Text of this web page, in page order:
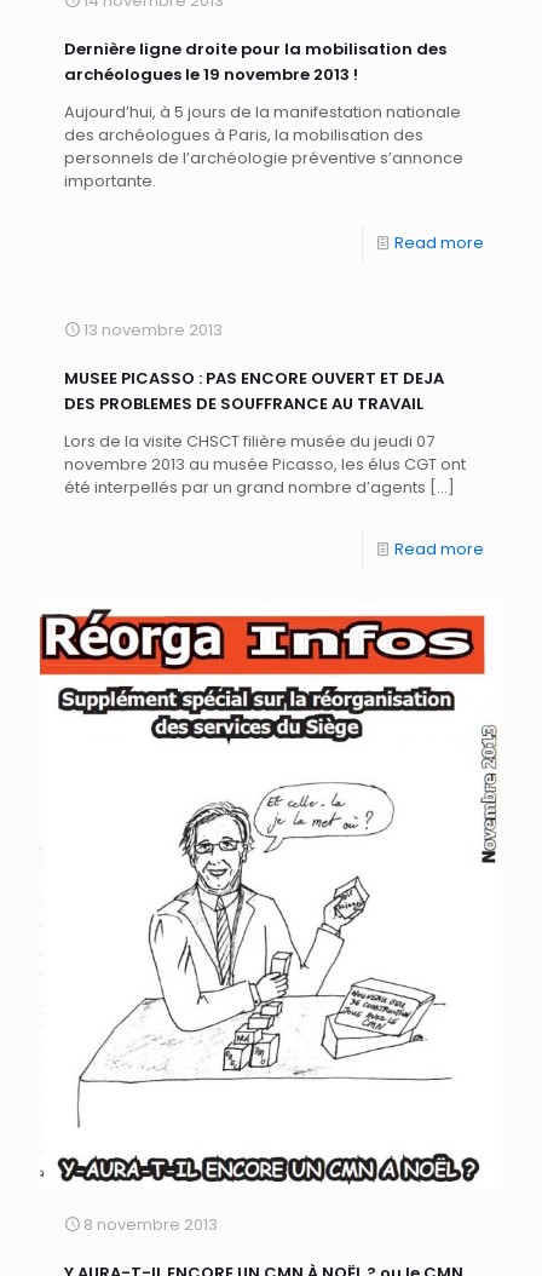
Dernière ligne droite pour la mobilisation des
archéologues le 19 novembre 2013 !
Aujourd’hui, à 5 jours de la manifestation nationale
des archéologues à Paris, la mobilisation des
personnels de l’archéologie préventive s’annonce
importante.
Read more
13 novembre 2013
MUSEE PICASSO : PAS ENCORE OUVERT ET DEJA
DES PROBLEMES DE SOUFFRANCE AU TRAVAIL
Lors de la visite CHSCT filière musée du jeudi 07
novembre 2013 au musée Picasso, les élus CGT ont
été interpellés par un grand nombre d’agents […]
Read more
8 novembre 2013